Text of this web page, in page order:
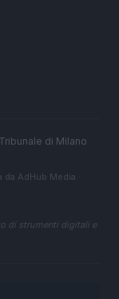
di Milano
da AdHub Media
di strumenti digitali e